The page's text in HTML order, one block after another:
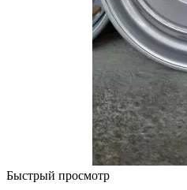
Быстрый просмотр